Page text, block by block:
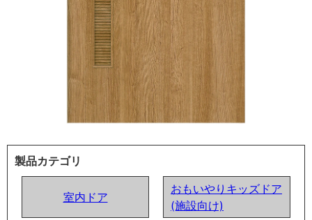
製品カテゴリ
室内ドア
おもいやりキッズドア
(施設向け)